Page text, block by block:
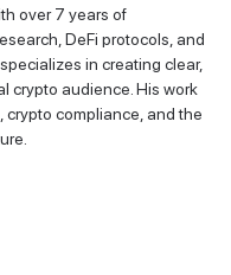
over 7 years of
DeFi protocols, and
in creating clear,
crypto audience. His work
compliance, and the